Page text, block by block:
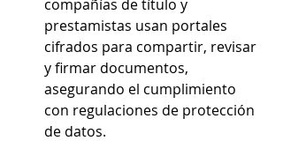
compañías de título y
prestamistas usan portales
cifrados para compartir, revisar
y firmar documentos,
asegurando el cumplimiento
con regulaciones de protección
de datos.